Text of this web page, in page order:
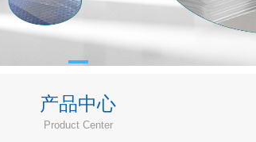
产品中心
Product Center